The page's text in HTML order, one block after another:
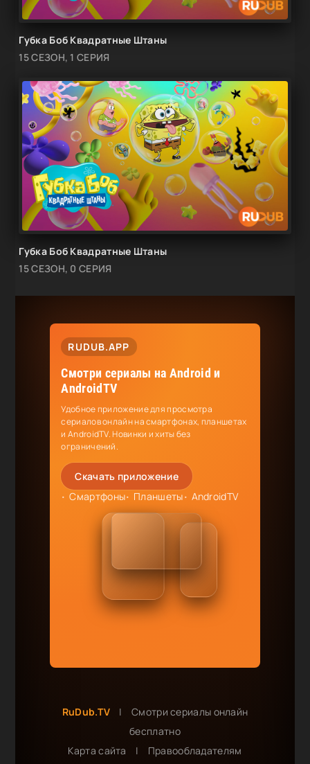
Губка Боб Квадратные Штаны
15 СЕЗОН, 1 СЕРИЯ
Губка Боб Квадратные Штаны
15 СЕЗОН, 0 СЕРИЯ
RUDUB.APP
Смотри сериалы на Android и
AndroidTV
Удобное приложение для просмотра
сериалов онлайн на смартфонах, планшетах
и AndroidTV. Новинки и хиты без
ограничений.
Скачать приложение
Смартфоны
Планшеты AndroidTV
RuDub.TV |
Смотри сериалы онлайн
бесплатно
Карта сайта
|
Правообладателям